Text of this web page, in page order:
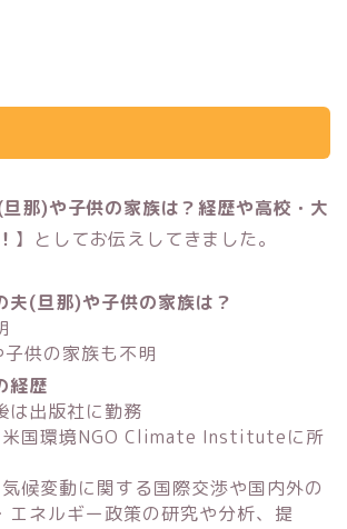
那)や子供の家族は？経歴や高校・大
】としてお伝えしてきました。
夫(旦那)や子供の家族は？
供の家族も不明
経歴
は出版社に勤務
国環境NGO Climate Instituteに所
候変動に関する国際交渉や国内外の
エネルギー政策の研究や分析、提